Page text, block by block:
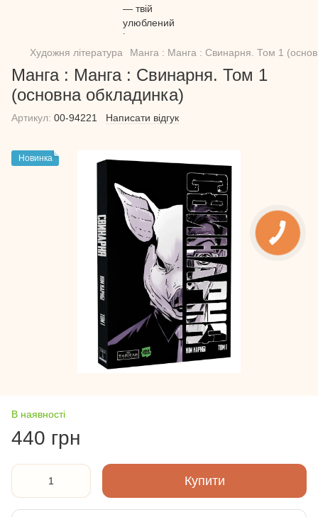
Художня література Манга : Манга : Свинарня. Том 1
Манга : Манга : Свинарня. Том 1
(основна обкладинка)
Артикул: 00-94221 Написати відгук
Новинка
В наявності
440 грн
Купити